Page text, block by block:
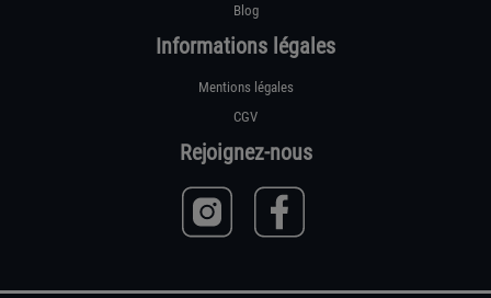
Blog
Informations légales
Mentions légales
CGV
Rejoignez-nous